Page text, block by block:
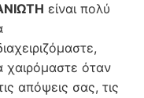
είναι πολύ
χαιρόμαστε όταν
απόψεις σας, τις